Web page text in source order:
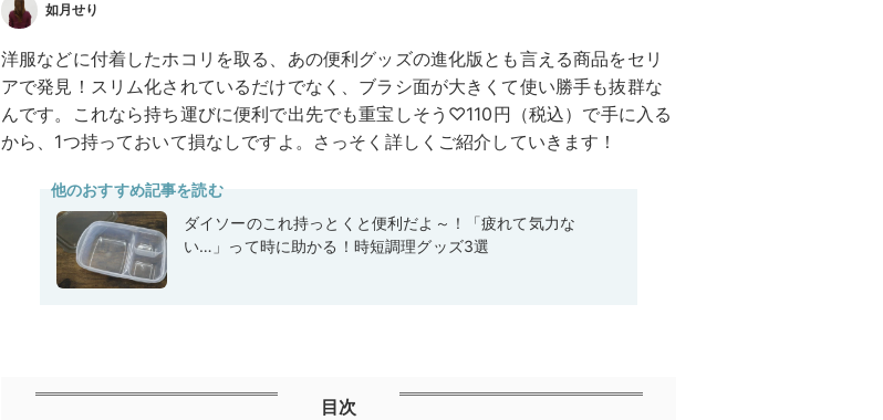
如月せり
洋服などに付着したホコリを取る、あの便利グッズの進化版とも言える商品をセリ
アで発見！スリム化されているだけでなく、ブラシ面が大きくて使い勝手も抜群な
んです。これなら持ち運びに便利で出先でも重宝しそう♡110円（税込）で手に入る
から、1つ持っておいて損なしですよ。さっそく詳しくご紹介していきます！
他のおすすめ記事を読む
ダイソーのこれ持っとくと便利だよ～！「疲れて気力な
い…」って時に助かる！時短調理グッズ3選
目次